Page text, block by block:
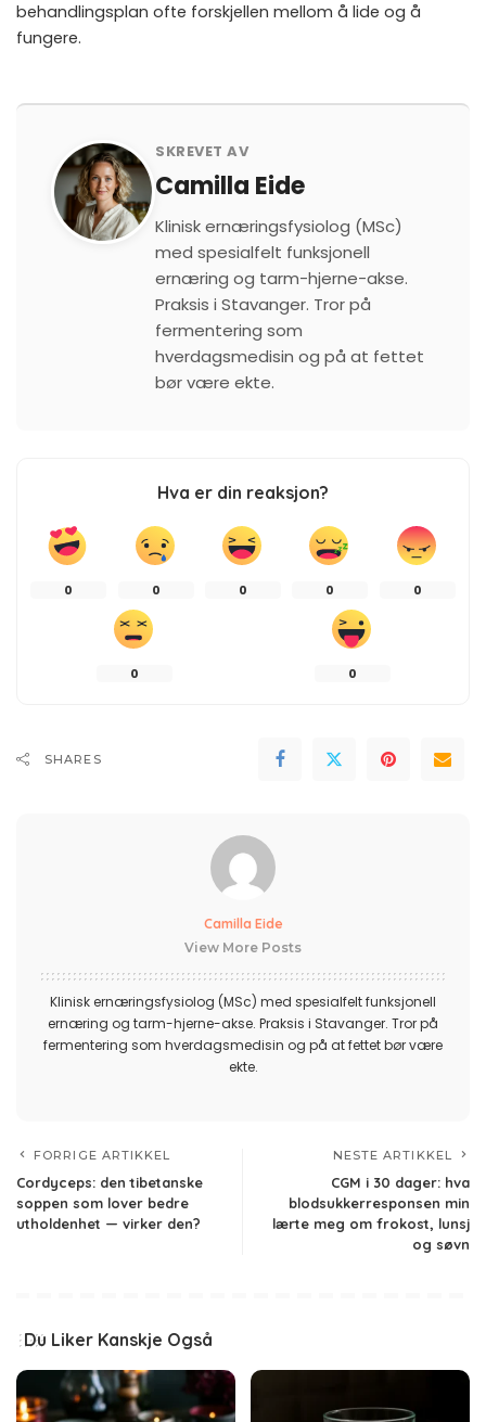
behandlingsplan ofte forskjellen mellom å lide og å
fungere.
SKREVET AV
Camilla Eide
Klinisk ernæringsfysiolog (MSc)
med spesialfelt funksjonell
ernæring og tarm-hjerne-akse.
Praksis i Stavanger. Tror på
fermentering som
hverdagsmedisin og på at fettet
bør være ekte.
Hva er din reaksjon?
0 0 0 0 0
0 0
SHARES
Camilla Eide
View More Posts
Klinisk ernæringsfysiolog (MSc) med spesialfelt funksjonell
ernæring og tarm-hjerne-akse. Praksis i Stavanger. Tror på
fermentering som hverdagsmedisin og på at fettet bør være
ekte.
FORRIGE ARTIKKEL
Cordyceps: den tibetanske
soppen som lover bedre
utholdenhet — virker den?
NESTE ARTIKKEL
CGM i 30 dager: hva
blodsukkerresponsen min
lærte meg om frokost, lunsj
og søvn
Du Liker Kanskje Også